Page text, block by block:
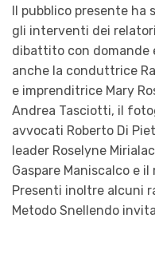
Il pubblico presente
gli interventi dei
dibattito con domande
anche la conduttrice
e imprenditrice Mary
Andrea Tasciotti, il
avvocati Roberto Di
leader Roselyne
Gaspare Maniscalco e
Presenti inoltre alcuni
Metodo Snellendo